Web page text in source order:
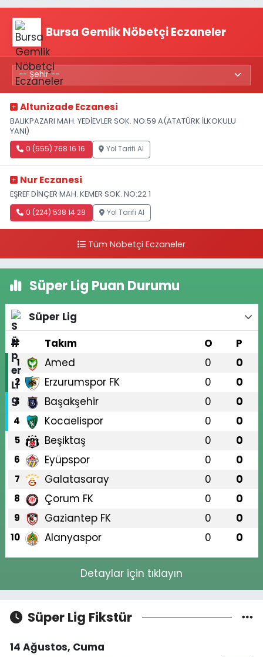
Bursa Gemlik Nöbetçi Eczaneler
Altunizade Eczanesi
BALIKPAZARI MAH. YEDİEVLER SOK. NO:59 A(ATATÜRK İLKOKULU
YANI)
0 (555) 768 16 16 Yol Tarifi Al
Nur Eczanesi
EŞREF DİNÇER MAH. KEMER SOK. NO:22 1
0 (224) 538 14 28 Yol Tarifi Al
Tüm Nöbetçi Eczaneler
Süper Lig Puan Durumu
Süper Lig
#
Takım O P
1 Amed 0 0
2 Erzurumspor FK 0 0
3 Başakşehir 0 0
4 Kocaelispor 0 0
5 Beşiktaş 0 0
6 Eyüpspor 0 0
7 Galatasaray 0 0
8 Çorum FK 0 0
9 Gaziantep FK 0 0
10 Alanyaspor 0 0
Detaylar için tıklayın
Süper Lig Fikstür
14 Ağustos, Cuma